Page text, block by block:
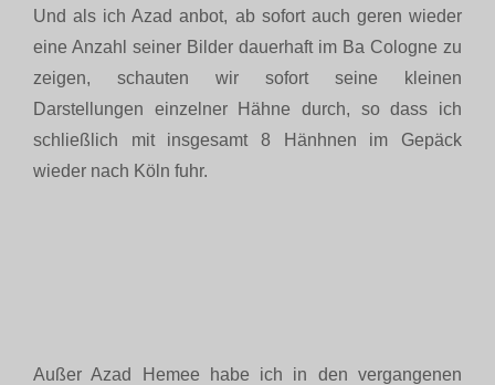
Und als ich Azad anbot, ab sofort auch geren wieder
eine Anzahl seiner Bilder dauerhaft im Ba Cologne zu
zeigen, schauten wir sofort seine kleinen
Darstellungen einzelner Hähne durch, so dass ich
schließlich mit insgesamt 8 Hänhnen im Gepäck
wieder nach Köln fuhr.
Außer Azad Hemee habe ich in den vergangenen